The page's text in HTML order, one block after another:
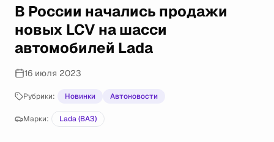
автомобилей Lada
В России начались продажи
новых LCV на шасси
автомобилей Lada
16 июля 2023
Рубрики: Новинки Автоновости
Марки: Lada (ВАЗ)